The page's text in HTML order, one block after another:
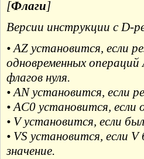
[Флаги]
Версии инструкции с D-
• AZ установится, если
одновременных
флагов нуля.
• AN установится, если
• AC0 установится, если
• V установится, если
• VS установится, если
значение.